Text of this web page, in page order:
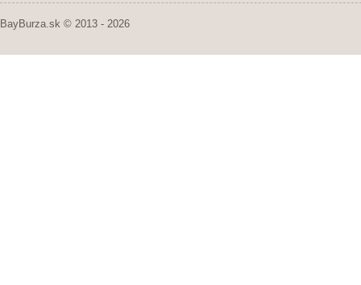
BayBurza.sk © 2013 - 2026